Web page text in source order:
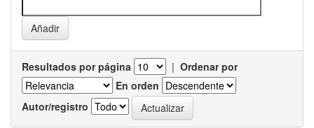
Resultados por página | Ordenar por
En orden
Autor/registro